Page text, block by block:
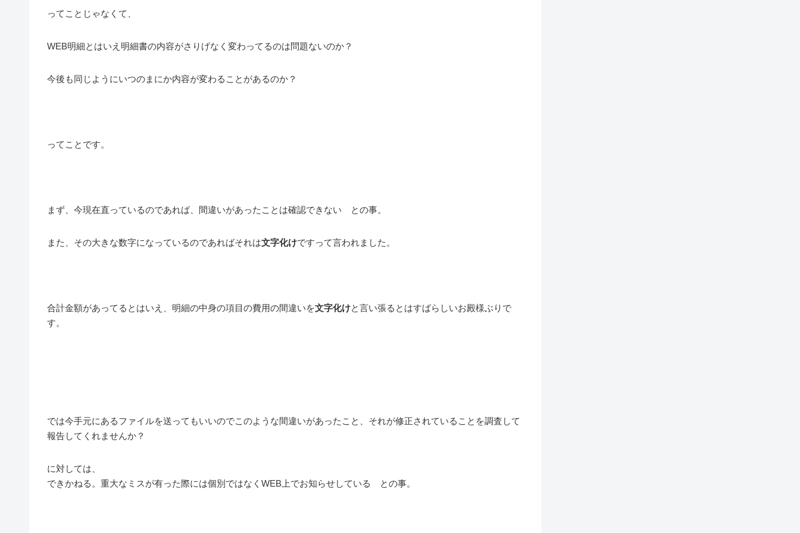
ってことじゃなくて、
WEB明細とはいえ明細書の内容がさりげなく変わってるのは問題ないのか？
今後も同じようにいつのまにか内容が変わることがあるのか？
ってことです。
まず、今現在直っているのであれば、間違いがあったことは確認できない との事。
また、その大きな数字になっているのであればそれは文字化けですって言われました。
合計金額があってるとはいえ、明細の中身の項目の費用の間違いを文字化けと言い張るとはすばらしいお殿様ぶりで
す。
では今手元にあるファイルを送ってもいいのでこのような間違いがあったこと、それが修正されていることを調査して
報告してくれませんか？
に対しては、
できかねる。重大なミスが有った際には個別ではなくWEB上でお知らせしている との事。